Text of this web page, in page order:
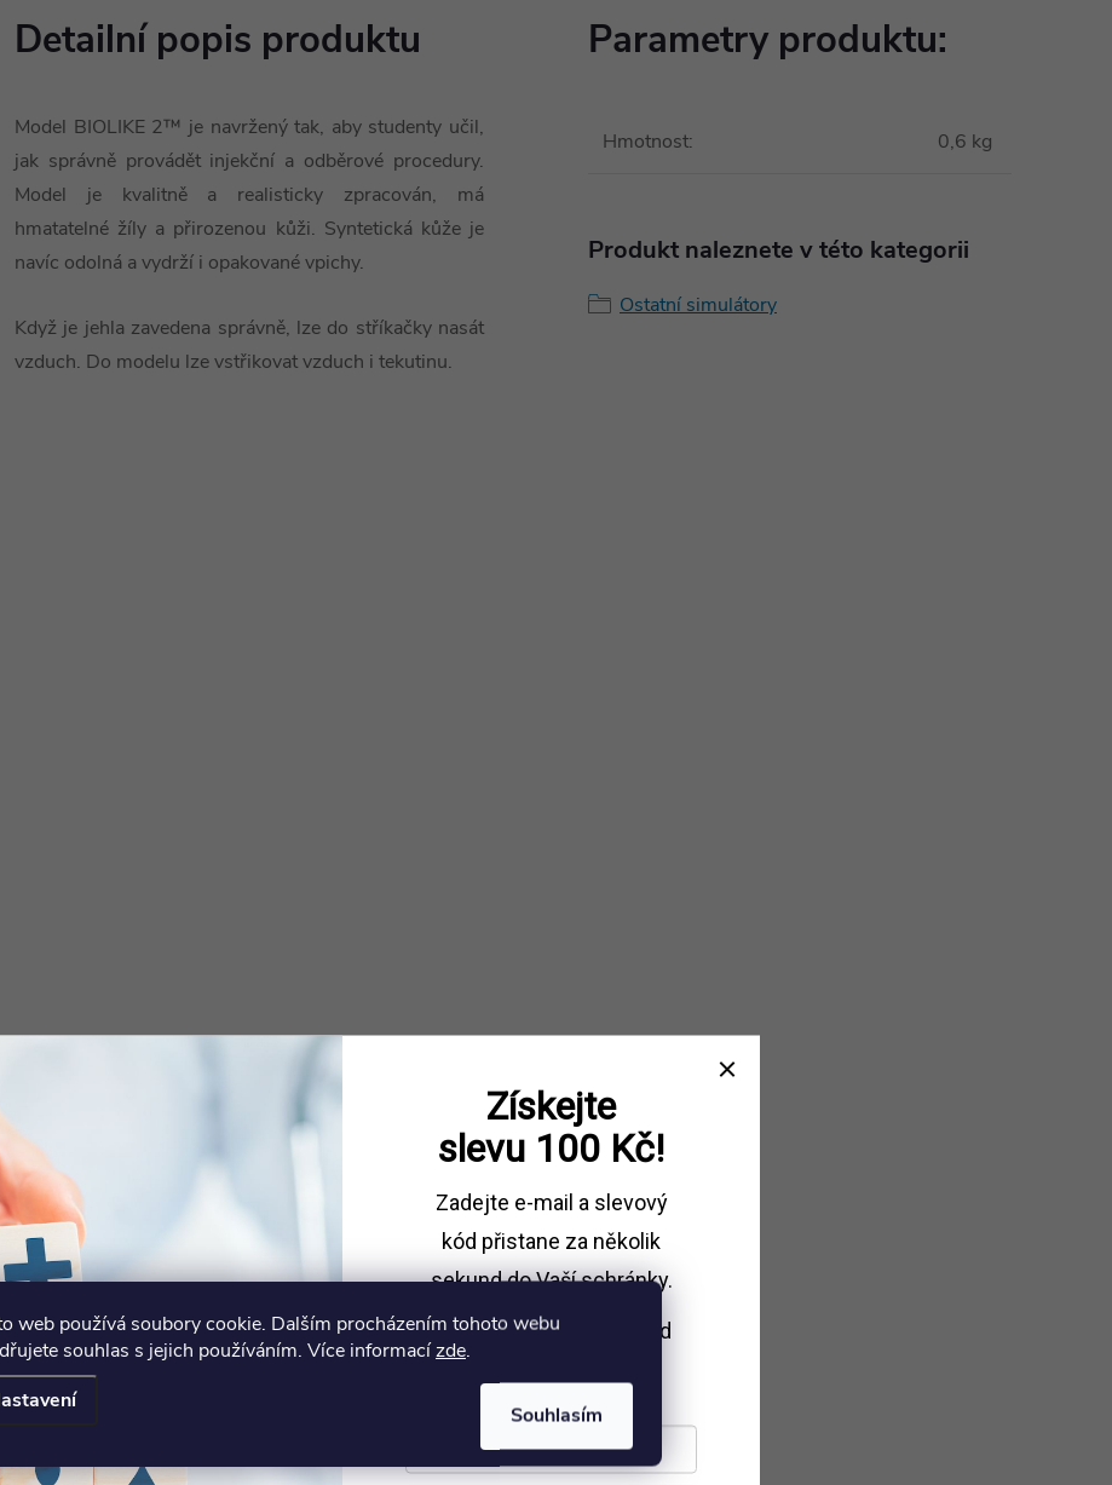
web používá soubory cookie. Dalším procházením tohoto webu
souhlas s jejich používáním. Více informacízde.
Souhlasím
Detailní popis produktu
Model BIOLIKE 2™ je navržený tak, aby studenty učil,
jak správně provádět injekční a odběrové procedury.
Model je kvalitně a realisticky zpracován, má
hmatatelné žíly a přirozenou kůži. Syntetická kůže je
navíc odolná a vydrží i opakované vpichy.
Když je jehla zavedena správně, lze do stříkačky nasát
vzduch. Do modelu lze vstřikovat vzduch i tekutinu.
Parametry produktu:
Hmotnost: 0,6 kg
Produkt naleznete v této kategorii
Ostatní simulátory
Získejte
slevu 100 Kč!
Zadejte e-mail a slevový
kód přistane za několik
sekund do Vaší schránky.
Sleva platí při nákupu
nad